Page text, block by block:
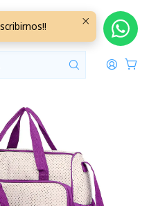
5 Piezas Color Morado